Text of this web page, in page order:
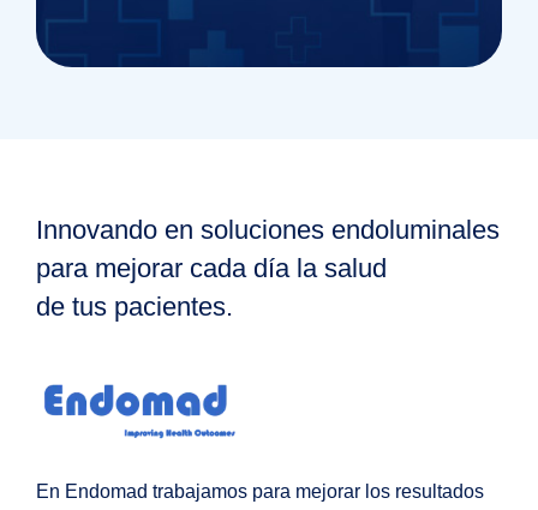
Innovando en soluciones endoluminales
para mejorar cada día la salud
de tus pacientes.
En Endomad trabajamos para mejorar los resultados